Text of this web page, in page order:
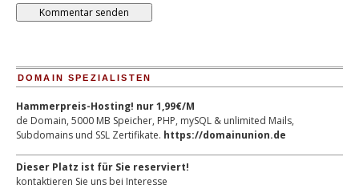
DOMAIN SPEZIALISTEN
Hammerpreis-Hosting! nur 1,99€/M
de Domain, 5000 MB Speicher, PHP, mySQL & unlimited Mails,
Subdomains und SSL Zertifikate. https://domainunion.de
Dieser Platz ist für Sie reserviert!
kontaktieren Sie uns bei Interesse